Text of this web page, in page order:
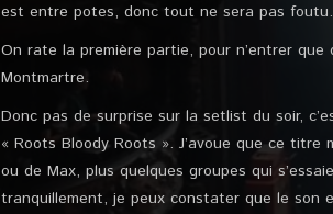
est entre potes, donc tout ne sera pas foutu.
On rate la première partie, pour n’entrer
Montmartre.
Donc pas de surprise sur la setlist du soir,
« Roots Bloody Roots ». J’avoue que ce
ou de Max, plus quelques groupes qui
tranquillement, je peux constater que le son